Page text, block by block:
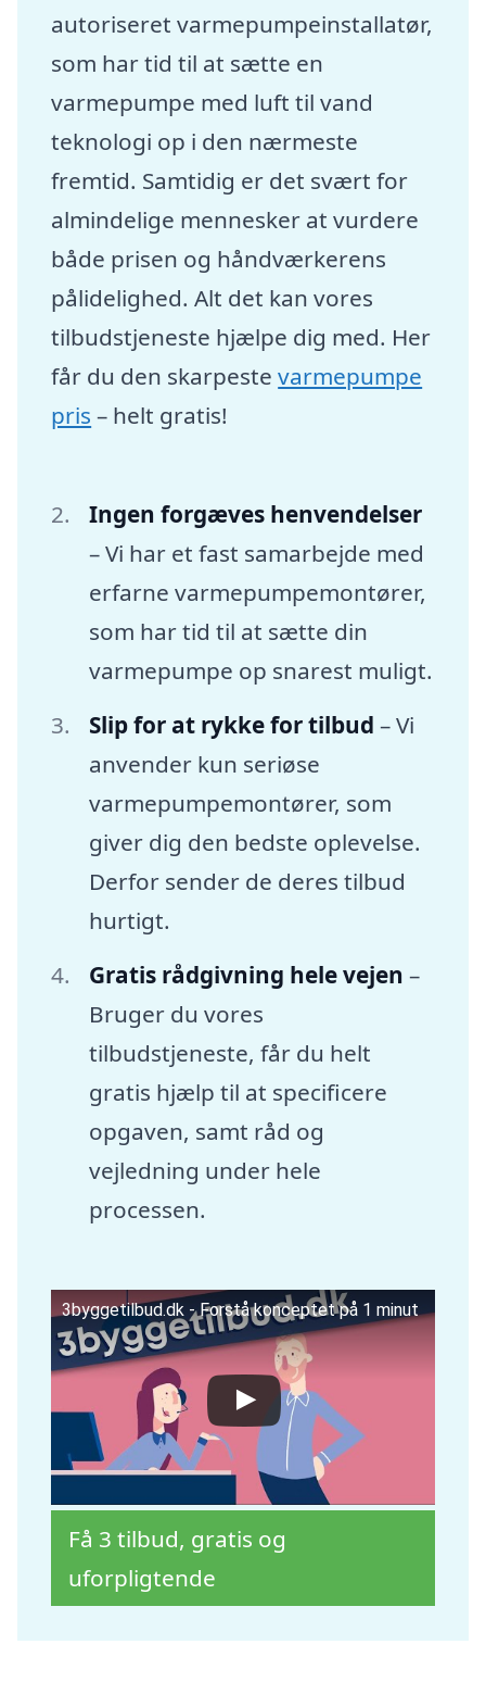
autoriseret varmepumpeinstallatør,
som har tid til at sætte en
varmepumpe med luft til vand
teknologi op i den nærmeste
fremtid. Samtidig er det svært for
almindelige mennesker at vurdere
både prisen og håndværkerens
pålidelighed. Alt det kan vores
tilbudstjeneste hjælpe dig med. Her
får du den skarpestevarmepumpe
pris – helt gratis!
Ingen forgæves henvendelser
– Vi har et fast samarbejde med
erfarne varmepumpemontører,
som har tid til at sætte din
varmepumpe op snarest muligt.
Slip for at rykke for tilbud – Vi
anvender kun seriøse
varmepumpemontører, som
giver dig den bedste oplevelse.
Derfor sender de deres tilbud
hurtigt.
Gratis rådgivning hele vejen –
Bruger du vores
tilbudstjeneste, får du helt
gratis hjælp til at specificere
opgaven, samt råd og
vejledning under hele
processen.
3byggetilbud.dk - Forstå konceptet på 1 minut
Få 3 tilbud, gratis og
uforpligtende